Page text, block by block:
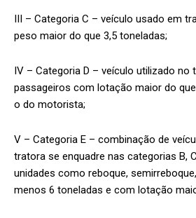
III – Categoria C – veículo usado em
peso maior do que 3,5 toneladas;
IV – Categoria D – veículo utilizado no
passageiros com lotação maior do
o do motorista;
V – Categoria E – combinação de
tratora se enquadre nas categorias B,
unidades como reboque,
menos 6 toneladas e com lotação